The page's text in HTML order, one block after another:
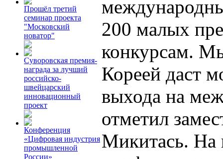
Прошёл третий
семинар проекта
"Московский
новатор"
Суворовская премия-
награда за лучший
российско-
швейцарский
инновационный
проект
Конференция
«Цифровая индустрия
промышленной
России»
200 малых
конкурсам.
Кореей даст
выхода на
отметил
Микитась. На